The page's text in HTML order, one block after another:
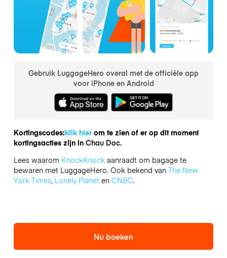
Gebruik LuggageHero overal met de officiële app
voor iPhone en Android
Kortingscodes:klik hierom te zien of er op dit moment
kortingsacties zijn in Chau Doc.
Lees waarom KnockKnockaanraadt om bagage te
bewaren met LuggageHero. Ook bekend van The New
York Times, Lonely Planeten CNBC.
Nu boeken